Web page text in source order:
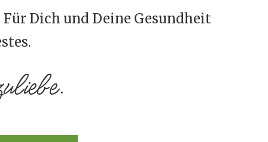
Für Dich und Deine Gesundheit